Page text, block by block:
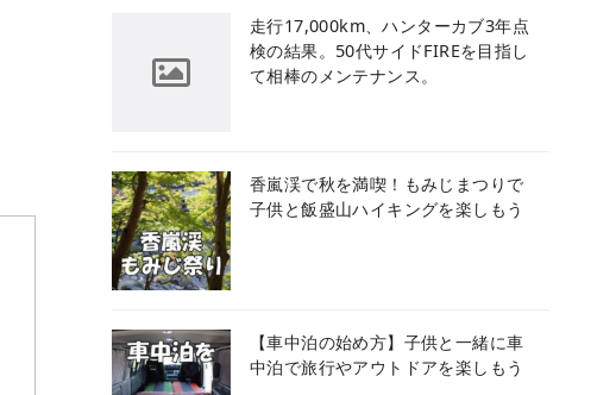
​走行17,000km、ハンターカブ3年点
検の結果。50代サイドFIREを目指し
て相棒のメンテナンス。
香嵐渓で秋を満喫！もみじまつりで
子供と飯盛山ハイキングを楽しもう
【車中泊の始め方】子供と一緒に車
中泊で旅行やアウトドアを楽しもう